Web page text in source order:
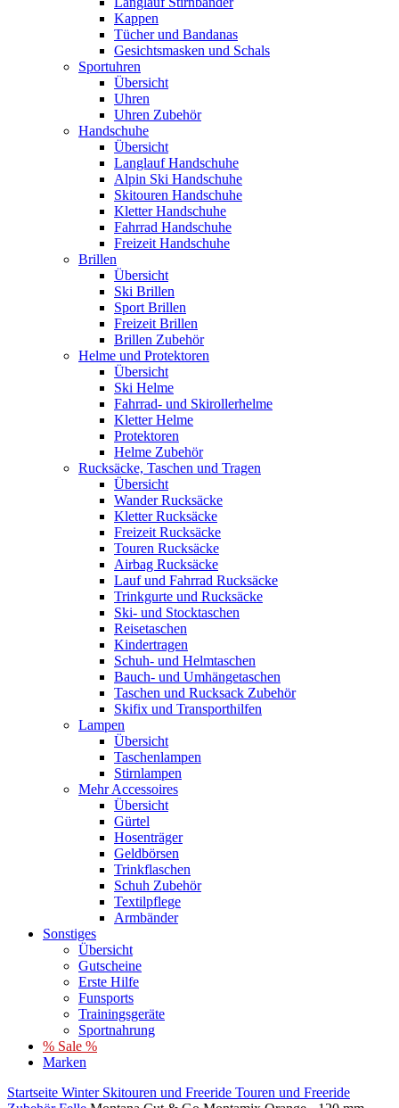
Kappen
Tücher und Bandanas
Gesichtsmasken und Schals
Sportuhren
Übersicht
Uhren
Uhren Zubehör
Handschuhe
Übersicht
Langlauf Handschuhe
Alpin Ski Handschuhe
Skitouren Handschuhe
Kletter Handschuhe
Fahrrad Handschuhe
Freizeit Handschuhe
Brillen
Übersicht
Ski Brillen
Sport Brillen
Freizeit Brillen
Brillen Zubehör
Helme und Protektoren
Übersicht
Ski Helme
Fahrrad- und Skirollerhelme
Kletter Helme
Protektoren
Helme Zubehör
Rucksäcke, Taschen und Tragen
Übersicht
Wander Rucksäcke
Kletter Rucksäcke
Freizeit Rucksäcke
Touren Rucksäcke
Airbag Rucksäcke
Lauf und Fahrrad Rucksäcke
Trinkgurte und Rucksäcke
Ski- und Stocktaschen
Reisetaschen
Kindertragen
Schuh- und Helmtaschen
Bauch- und Umhängetaschen
Taschen und Rucksack Zubehör
Skifix und Transporthilfen
Lampen
Übersicht
Taschenlampen
Stirnlampen
Mehr Accessoires
Übersicht
Gürtel
Hosenträger
Geldbörsen
Trinkflaschen
Schuh Zubehör
Textilpflege
Armbänder
Sonstiges
Übersicht
Gutscheine
Erste Hilfe
Funsports
Trainingsgeräte
Sportnahrung
% Sale %
Marken
Startseite Winter Skitouren und Freeride Touren und Freeride